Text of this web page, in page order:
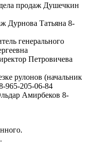
продаж Душечкин
Дурнова Татьяна 8-
генерального
Петровичева
рулонов (начальник
965-205-06-84
Амирбеков 8-